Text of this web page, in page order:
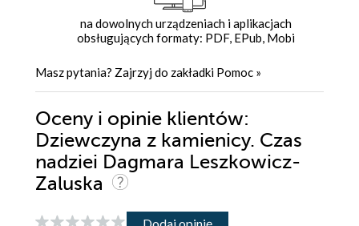
na dowolnych urządzeniach i aplikacjach
obsługujących formaty: PDF, EPub, Mobi
Masz pytania? Zajrzyj do zakładki Pomoc »
Oceny i opinie klientów:
Dziewczyna z kamienicy. Czas
nadziei Dagmara Leszkowicz-
Zaluska